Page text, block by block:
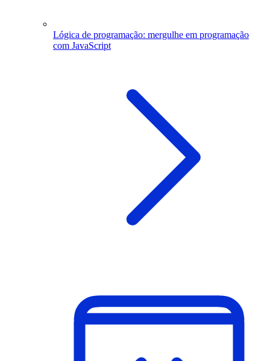
Lógica de programação: mergulhe em programação
com JavaScript